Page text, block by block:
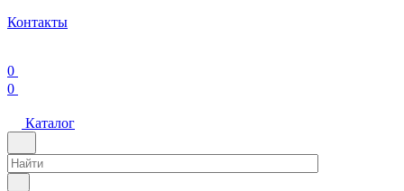
Контакты
0
0
Каталог